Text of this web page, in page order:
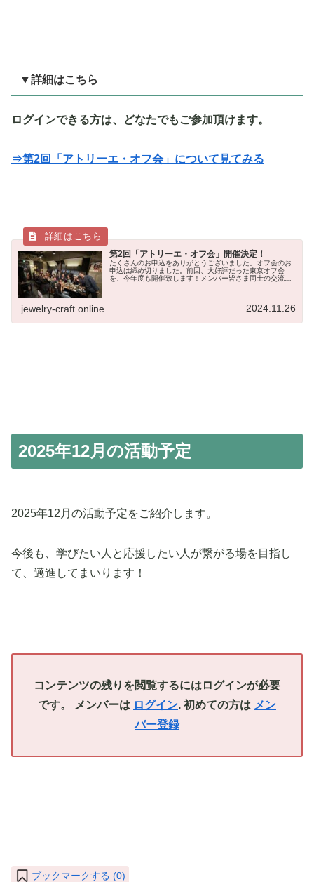
▼詳細はこちら
ログインできる方は、どなたでもご参加頂けます。
⇒第2回「アトリーエ・オフ会」について見てみる
第2回「アトリーエ・オフ会」開催決定！
たくさんのお申込をありがとうございました。オフ会のお
申込は締め切りました。前回、大好評だった東京オフ会
を、今年度も開催致します！メンバー皆さま同士の交流
jewelry-craft.online 2024.11.26
2025年12月の活動予定
2025年12月の活動予定をご紹介します。
今後も、学びたい人と応援したい人が繋がる場を目指し
て、邁進してまいります！
コンテンツの残りを閲覧するにはログインが必要
です。 メンバーは ログイン. 初めての方は メン
バー登録
ブックマークする (0)